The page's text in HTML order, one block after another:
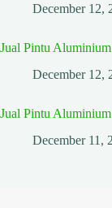
December 12,
Jual Pintu
December 12,
Jual Pintu
December 11,